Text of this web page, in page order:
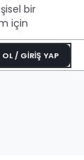
bir
için
/ GİRİŞ YAP